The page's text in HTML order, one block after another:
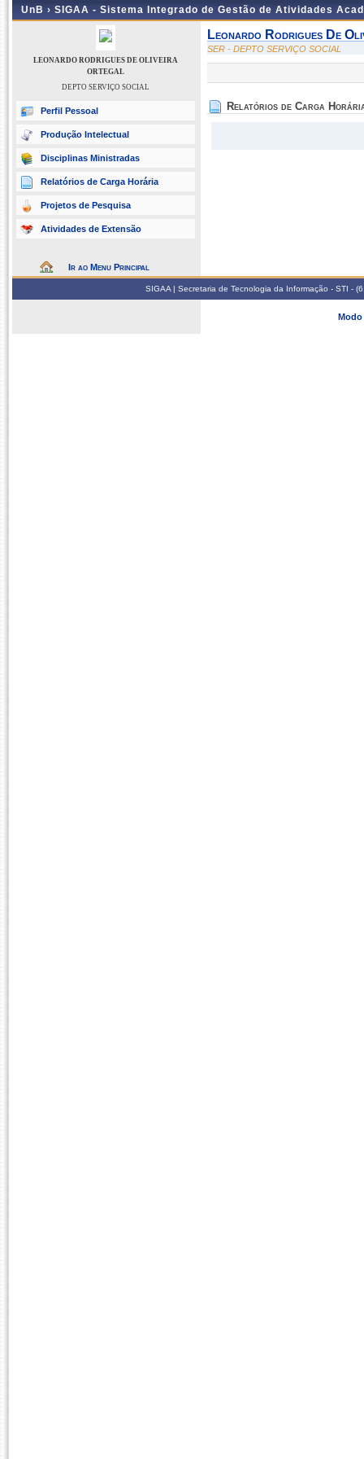
UnB › SIGAA - Sistema Integrado de Gestão de Atividades
LEONARDO RODRIGUES DE OLIVEIRA
ORTEGAL
DEPTO SERVIÇO SOCIAL
Perfil Pessoal
Produção Intelectual
Disciplinas Ministradas
Relatórios de Carga Horária
Projetos de Pesquisa
Atividades de Extensão
Ir ao Menu Principal
Leonardo Rodrigues De
SER - DEPTO SERVIÇO SOCIAL
Relatórios de Carga
SIGAA | Secretaria de Tecnologia da Informação - STI -
Modo